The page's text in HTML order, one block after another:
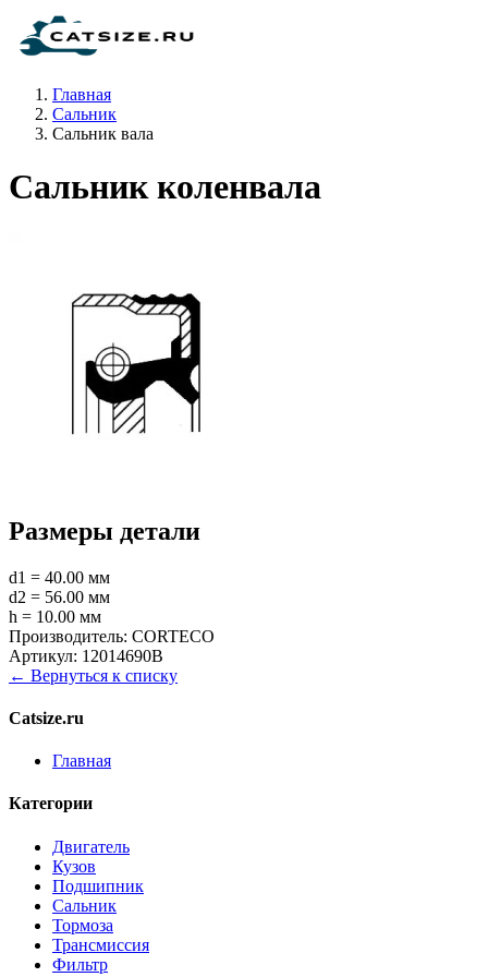
Главная
Сальник
Сальник вала
Сальник коленвала
Размеры детали
d1 = 40.00 мм
d2 = 56.00 мм
h = 10.00 мм
Производитель: CORTECO
Артикул: 12014690B
← Вернуться к списку
Catsize.ru
Главная
Категории
Двигатель
Кузов
Подшипник
Сальник
Тормоза
Трансмиссия
Фильтр